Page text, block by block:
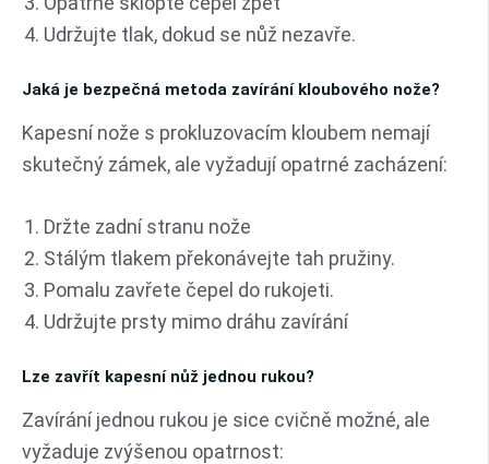
Udržujte tlak, dokud se nůž nezavře.
Jaká je bezpečná metoda zavírání kloubového nože?
Kapesní nože s prokluzovacím kloubem nemají
skutečný zámek, ale vyžadují opatrné zacházení:
Držte zadní stranu nože
Stálým tlakem překonávejte tah pružiny.
Pomalu zavřete čepel do rukojeti.
Udržujte prsty mimo dráhu zavírání
Lze zavřít kapesní nůž jednou rukou?
Zavírání jednou rukou je sice cvičně možné, ale
vyžaduje zvýšenou opatrnost: